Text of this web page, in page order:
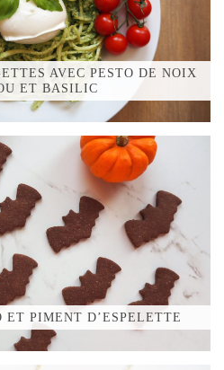
AVEC PESTO DE NOIX
ET BASILIC
ET PIMENT D’ESPELETTE